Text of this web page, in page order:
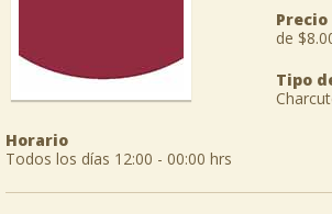
de
Tipo
Horario
Todos los días 12:00 - 00:00 hrs